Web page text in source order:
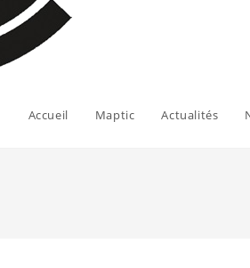
Accueil Maptic Actualités